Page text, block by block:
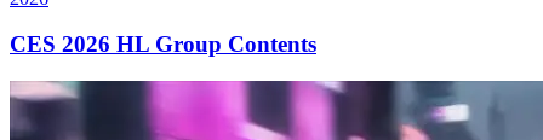
CES 2026 HL Group Contents